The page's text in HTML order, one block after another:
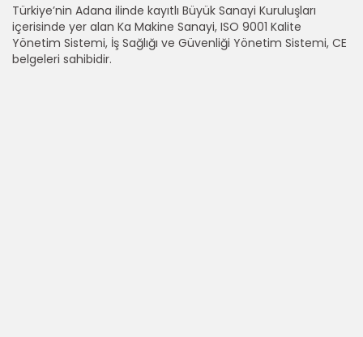
Türkiye’nin Adana ilinde kayıtlı Büyük Sanayi Kuruluşları
içerisinde yer alan Ka Makine Sanayi, ISO 9001 Kalite
Yönetim Sistemi, İş Sağlığı ve Güvenliği Yönetim Sistemi, CE
belgeleri sahibidir.